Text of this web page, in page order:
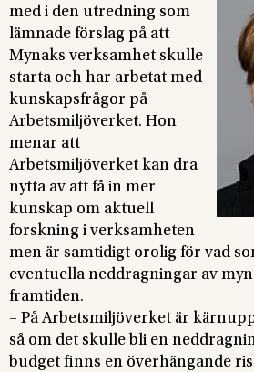
med i den utredning som
lämnade förslag på att
Mynaks verksamhet skulle
starta och har arbetat med
kunskapsfrågor på
Arbetsmiljöverket. Hon
menar att
Arbetsmiljöverket kan dra
nytta av att få in mer
kunskap om aktuell
forskning i verksamheten
men är samtidigt orolig för vad
eventuella neddragningar av
framtiden.
– På Arbetsmiljöverket är
så om det skulle bli en
budget finns en överhängande